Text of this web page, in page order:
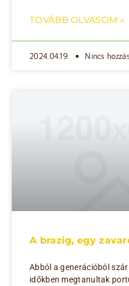
TOVÁBB OLVASOM »
2024.04.19. Nincs
A brazig, egy
Abból a generációból
időkben megtanultak